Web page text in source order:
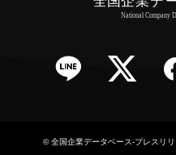
Twitter Facebook YouTube
©全国企業データベース-プレスリ